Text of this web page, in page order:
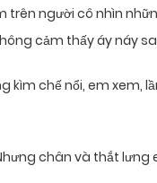
trên người cô nhìn
cảm thấy áy náy
kìm chế nổi, em xem,
chân và thắt